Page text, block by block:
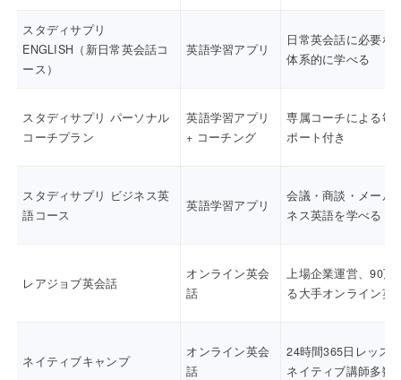
スタディサプリ
ENGLISH（新日常英会話コ
ース）
英語学習アプリ
日常英会話に必要な
体系的に学べる
スタディサプリ パーソナル
コーチプラン
英語学習アプリ
+ コーチング
専属コーチによる毎
ポート付き
スタディサプリ ビジネス英
語コース
英語学習アプリ
会議・商談・メール
ネス英語を学べる
レアジョブ英会話
オンライン英会
話
上場企業運営、90万
る大手オンライン英
ネイティブキャンプ
オンライン英会
話
24時間365日レッス
ネイティブ講師多数